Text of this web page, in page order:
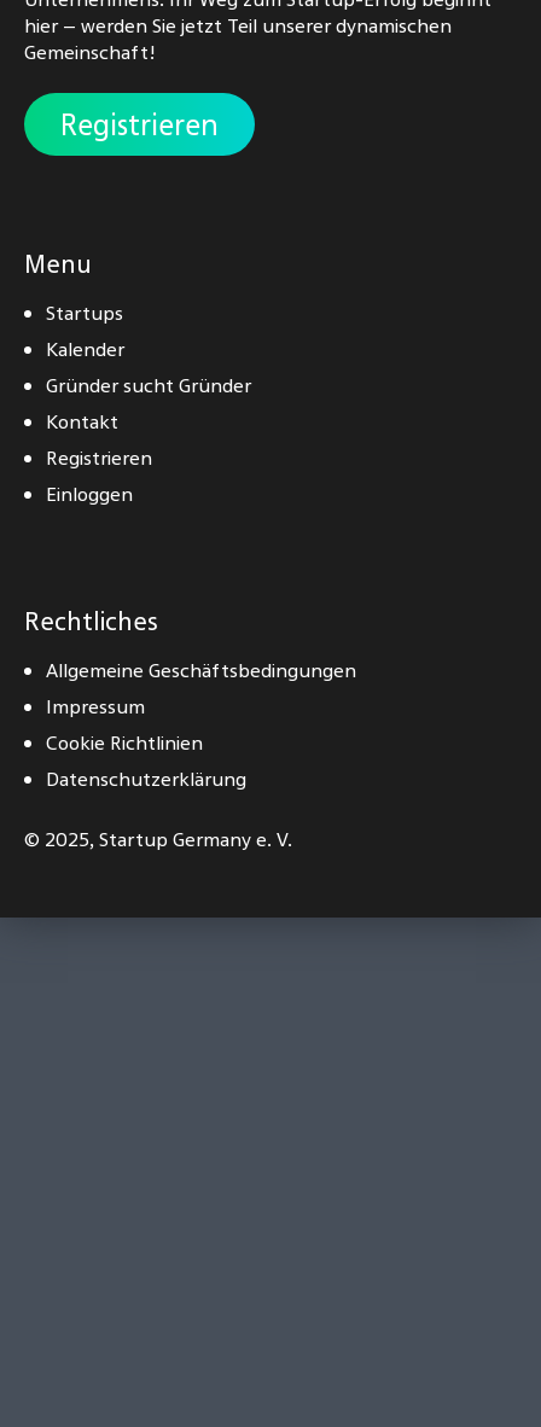
hier – werden Sie jetzt Teil unserer dynamischen
Gemeinschaft!
Registrieren
Menu
Startups
Kalender
Gründer sucht Gründer
Kontakt
Registrieren
Einloggen
Rechtliches
Allgemeine Geschäftsbedingungen
Impressum
Cookie Richtlinien
Datenschutzerklärung
© 2025,Startup Germany e. V.